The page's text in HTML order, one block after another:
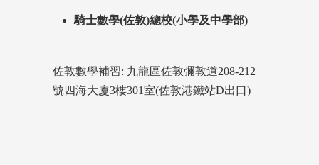
騎士數學(佐敦)總校(小學及中學部)
佐敦數學補習: 九龍區佐敦彌敦道208-212
號四海大廈3樓301室(佐敦港鐵站D出口)